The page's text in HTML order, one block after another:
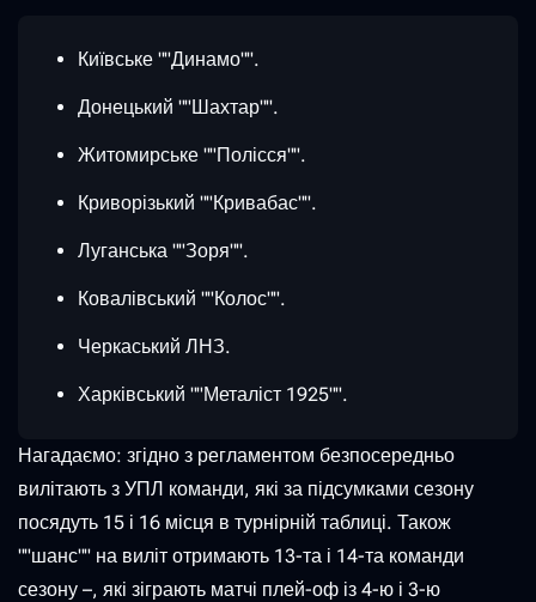
Київське ""Динамо"".
Донецький ""Шахтар"".
Житомирське ""Полісся"".
Криворізький ""Кривабас"".
Луганська ""Зоря"".
Ковалівський ""Колос"".
Черкаський ЛНЗ.
Харківський ""Металіст 1925"".
Нагадаємо: згідно з регламентом безпосередньо
вилітають з УПЛ команди, які за підсумками сезону
посядуть 15 і 16 місця в турнірній таблиці. Також
""шанс"" на виліт отримають 13-та і 14-та команди
сезону –, які зіграють матчі плей-оф із 4-ю і 3-ю